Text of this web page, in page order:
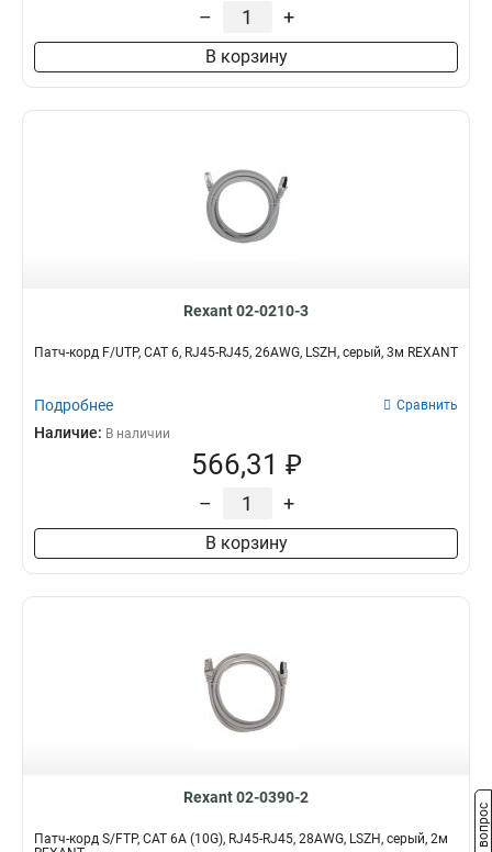
– +
В корзину
Rexant 02-0210-3
Патч-корд F/UTP, CAT 6, RJ45-RJ45, 26AWG, LSZH, серый, 3м REXANT
Подробнее Сравнить
Наличие: В наличии
566,31 ₽
– +
В корзину
Rexant 02-0390-2
Патч-корд S/FTP, CAT 6A (10G), RJ45-RJ45, 28AWG, LSZH, серый, 2м